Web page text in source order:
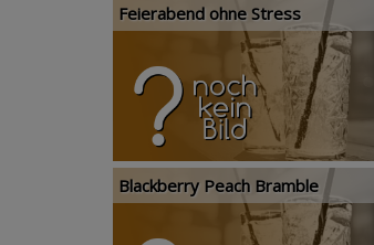
Feierabend ohne Stress
Blackberry Peach Bramble